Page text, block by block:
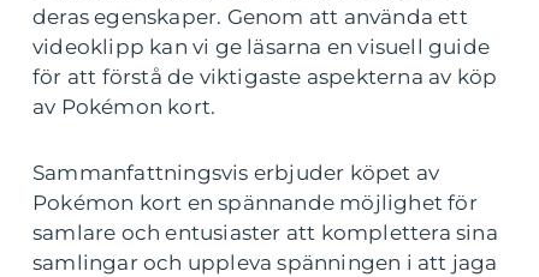
deras egenskaper. Genom att använda ett
videoklipp kan vi ge läsarna en visuell guide
för att förstå de viktigaste aspekterna av köp
av Pokémon kort.
Sammanfattningsvis erbjuder köpet av
Pokémon kort en spännande möjlighet för
samlare och entusiaster att komplettera sina
samlingar och uppleva spänningen i att jaga